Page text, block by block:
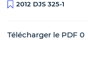
2012 DJS 325-1
Télécharger le PDF 0